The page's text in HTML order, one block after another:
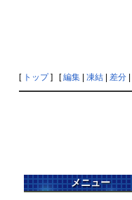
[ トップ] [編集| 凍結| 差分|
メニュー